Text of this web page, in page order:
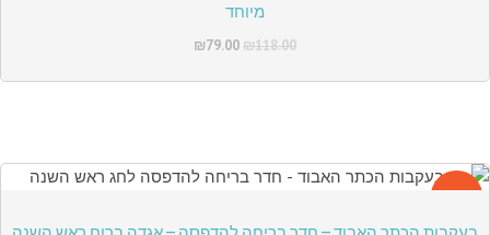
מיוחד
₪118.00
₪79.00
מבצע!